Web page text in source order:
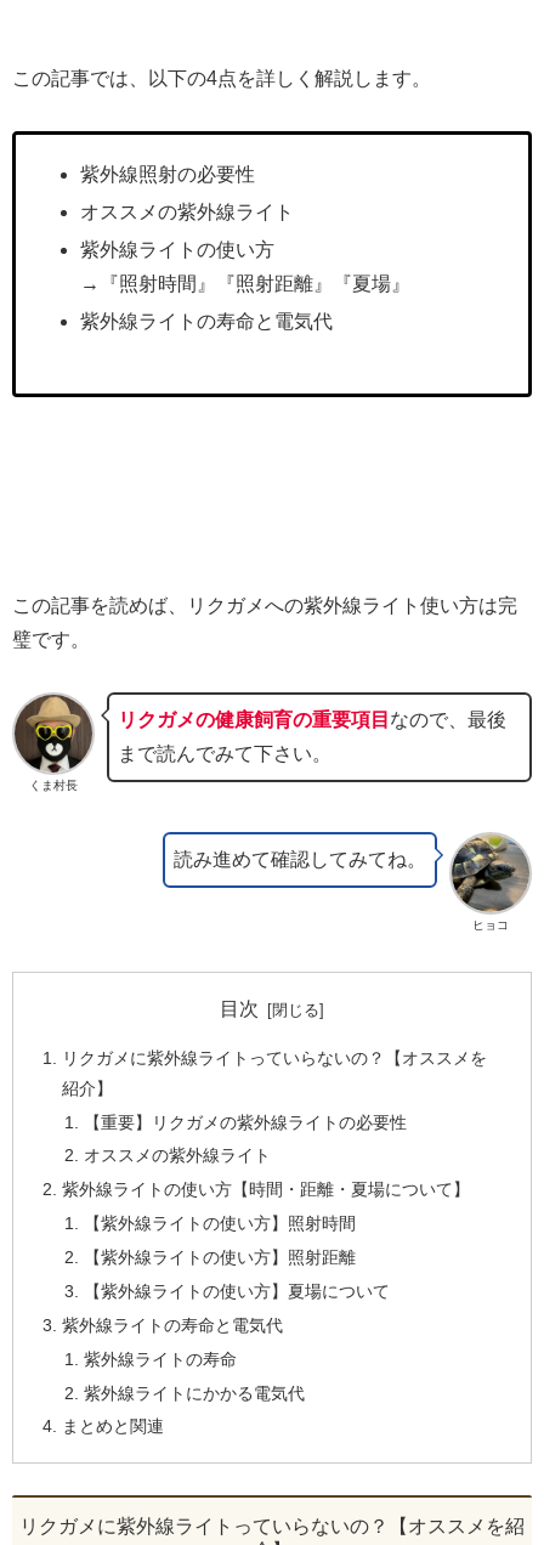
この記事では、以下の4点を詳しく解説します。
紫外線照射の必要性
オススメの紫外線ライト
紫外線ライトの使い方
→『照射時間』『照射距離』『夏場』
紫外線ライトの寿命と電気代
この記事を読めば、リクガメへの紫外線ライト使い方は完
璧です。
くま村長
リクガメの健康飼育の重要項目 なので、最後
まで読んでみて下さい。
ヒョコ
読み進めて確認してみてね。
目次
リクガメに紫外線ライトっていらないの？【オススメを
紹介】
【重要】リクガメの紫外線ライトの必要性
オススメの紫外線ライト
紫外線ライトの使い方【時間・距離・夏場について】
【紫外線ライトの使い方】照射時間
【紫外線ライトの使い方】照射距離
【紫外線ライトの使い方】夏場について
紫外線ライトの寿命と電気代
紫外線ライトの寿命
紫外線ライトにかかる電気代
まとめと関連
リクガメに紫外線ライトっていらないの？【オススメを紹